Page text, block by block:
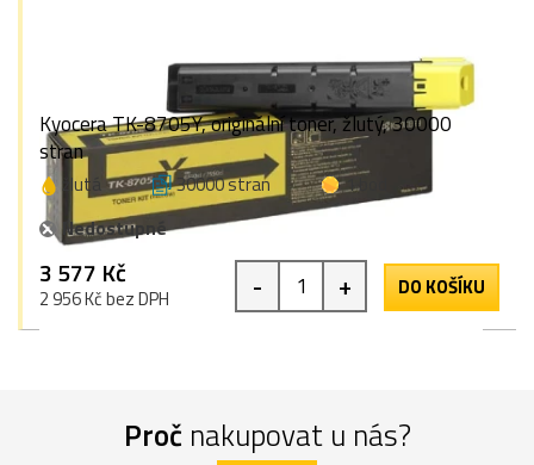
Kyocera TK-8705Y, originální toner, žlutý, 30000
stran
žlutá 30000 stran
1 bod
Nedostupné
3 577 Kč
2 956 Kč bez DPH - + DO KOŠÍKU
Proč nakupovat u nás?